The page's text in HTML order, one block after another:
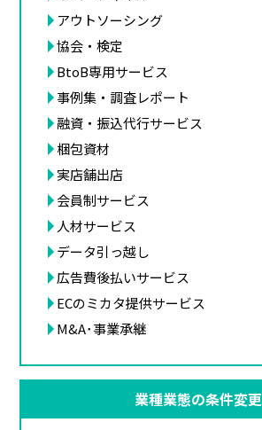
アウトソーシング
協会・検定
BtoB専用サービス
事例集・調査レポート
融資・振込代行サービス
梱包資材
実店舗出店
会員制サービス
人材サービス
データ引っ越し
広告費後払いサービス
ECのミカタ提供サービス
M&A･事業承継
業種業態の条件変更